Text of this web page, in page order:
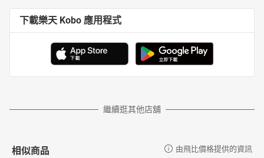
下載樂天 Kobo 應用程式
繼續逛其他店舖
相似商品 由飛比價格提供的資訊